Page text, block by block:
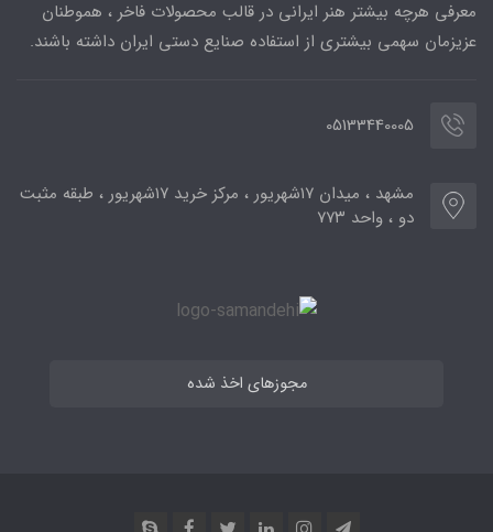
معرفی هرچه بیشتر هنر ایرانی در قالب محصولات فاخر ، هموطنان
عزیزمان سهمی بیشتری از استفاده صنایع دستی ایران داشته باشند.
05133440005
مشهد ، میدان ۱۷شهریور ، مرکز خرید ۱۷شهریور ، طبقه مثبت
دو ، واحد ۷۷۳
مجوزهای اخذ شده